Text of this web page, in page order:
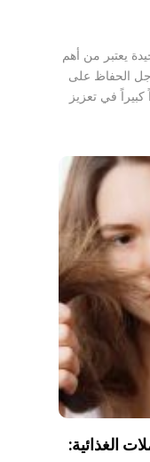
يعتبر من أهم
الحفاظ على
كبيراً في تعزيز
الغذائية: